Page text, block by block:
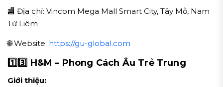
🏬 Địa chỉ: Vincom Mega Mall Smart City, Tây Mỗ, Nam
Từ Liêm
🌐 Website: https://gu-global.com
1️⃣3️⃣ H&M – Phong Cách Âu Trẻ Trung
Giới thiệu: